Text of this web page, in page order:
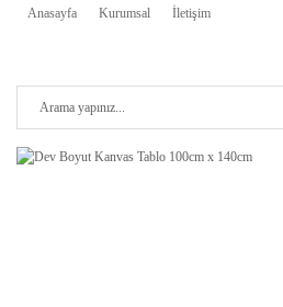
Anasayfa Kurumsal İletişim